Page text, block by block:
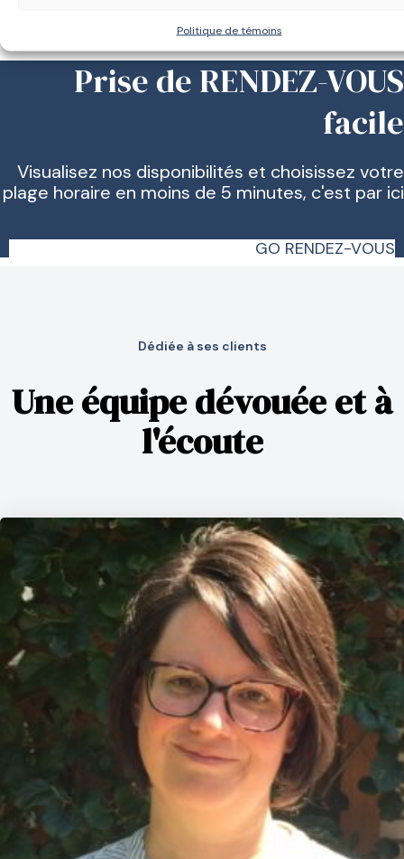
Politique de témoins
Prise de RENDEZ-VOUS
facile
Visualisez nos disponibilités et choisissez votre
plage horaire en moins de 5 minutes, c'est par ici
GO RENDEZ-VOUS
Dédiée à ses clients
Une équipe dévouée et à
l'écoute